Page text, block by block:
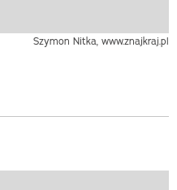
Szymon Nitka, www.znajkraj.pl